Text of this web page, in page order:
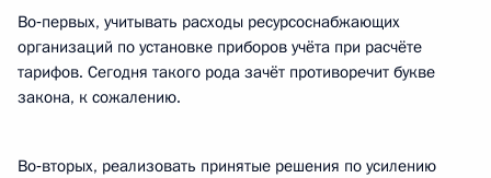
Во‑первых, учитывать расходы ресурсоснабжающих
организаций по установке приборов учёта при расчёте
тарифов. Сегодня такого рода зачёт противоречит букве
закона, к сожалению.
Во‑вторых, реализовать принятые решения по усилению